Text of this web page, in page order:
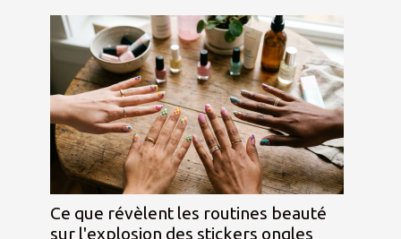
Ce que révèlent les routines beauté
sur l'explosion des stickers ongles